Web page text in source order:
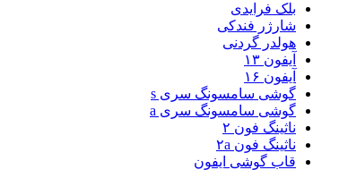
بلک فرایدی
شارژر فندکی
هولدر گردنی
آیفون ۱۳
آیفون ۱۶
گوشی سامسونگ سری s
گوشی سامسونگ سری a
ناثینگ فون ۲
ناثینگ فون ۲a
قاب گوشی ایفون